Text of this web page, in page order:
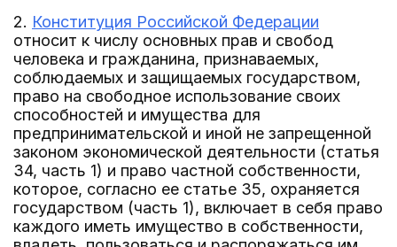
2. Конституция Российской Федерации
относит к числу основных прав и свобод
человека и гражданина, признаваемых,
соблюдаемых и защищаемых государством,
право на свободное использование своих
способностей и имущества для
предпринимательской и иной не запрещенной
законом экономической деятельности (статья
34, часть 1) и право частной собственности,
которое, согласно ее статье 35, охраняется
государством (часть 1), включает в себя право
каждого иметь имущество в собственности,